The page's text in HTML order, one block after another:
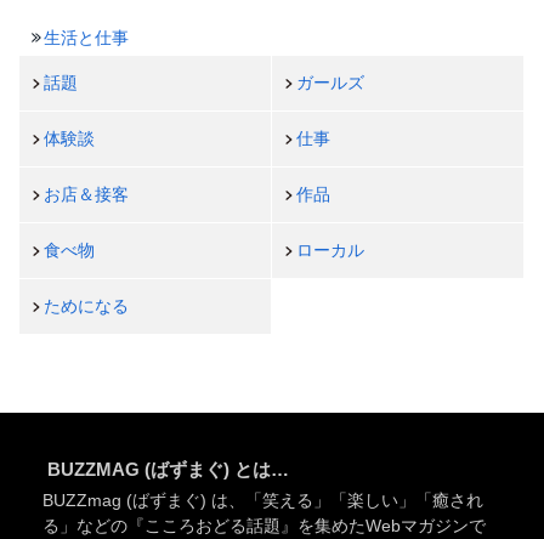
生活と仕事
話題 ガールズ
体験談 仕事
お店＆接客 作品
食べ物 ローカル
ためになる
BUZZMAG (ばずまぐ) とは…
BUZZmag (ばずまぐ) は、「笑える」「楽しい」「癒され
る」などの『こころおどる話題』を集めたWebマガジンで